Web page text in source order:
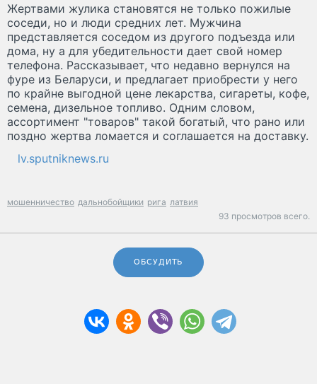
Жертвами жулика становятся не только пожилые
соседи, но и люди средних лет. Мужчина
представляется соседом из другого подъезда или
дома, ну а для убедительности дает свой номер
телефона. Рассказывает, что недавно вернулся на
фуре из Беларуси, и предлагает приобрести у него
по крайне выгодной цене лекарства, сигареты, кофе,
семена, дизельное топливо. Одним словом,
ассортимент "товаров" такой богатый, что рано или
поздно жертва ломается и соглашается на доставку.
lv.sputniknews.ru
мошенничество дальнобойщики рига латвия
93 просмотров всего.
ОБСУДИТЬ